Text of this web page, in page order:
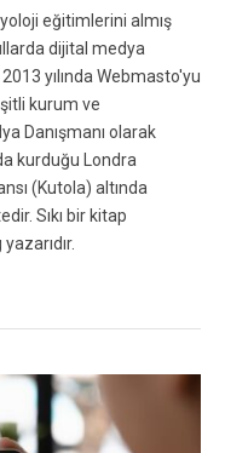
eğitimlerini almış
dijital medya
yılında Webmasto'yu
kurum ve
Danışmanı olarak
kurduğu Londra
(Kutola) altında
Sıkı bir kitap